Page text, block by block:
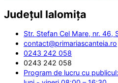
Județul Ialomița
Str. Stefan Cel Mare, nr. 46,
contact@primariascanteia.ro
0243 242 058
0243 242 058
Program de lucru cu publicul: